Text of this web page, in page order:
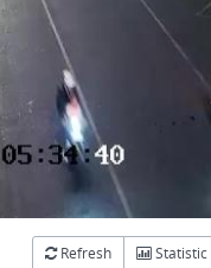
Refresh Statistic